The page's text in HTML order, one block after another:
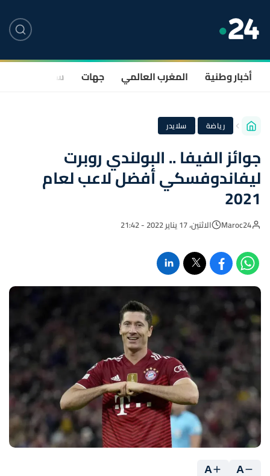
أخبار وطنية المغرب العالمي جهات سياسة
رياضة · سلايدر
جوائز الفيفا .. البولندي روبرت
ليفاندوفسكي أفضل لاعب لعام
2021
Maroc24 الاثنين، 17 يناير 2022 - 21:42
A
A